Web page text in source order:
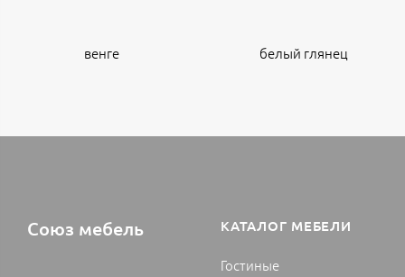
венге белый глянец
Союз мебель КАТАЛОГ МЕБЕЛИ
Гостиные